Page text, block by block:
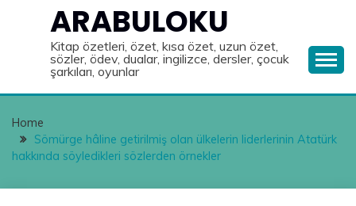
ARABULOKU
Kitap özetleri, özet, kısa özet, uzun özet,
sözler, ödev, dualar, ingilizce, dersler, çocuk
şarkıları, oyunlar
Home
Sömürge hâline getirilmiş olan ülkelerin liderlerinin Atatürk
hakkında söyledikleri sözlerden örnekler